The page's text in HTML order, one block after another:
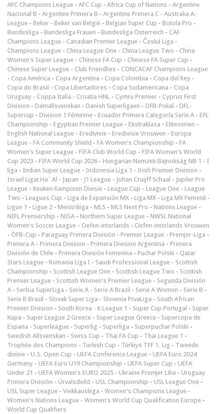
AFC Champions League - AFC Cup - Africa Cup of Nations - Argentine
Nacional B - Argentine Primera B - Argentine Primera C - Australia A-
League - Beker - Beker van België - Belgian Super Cup - Botola Pro -
Bundesliga - Bundesliga Frauen - Bundesliga Österreich - CAF
Champions League - Canadian Premier League - Česká Liga -
Champions League - China League One - China League Two - China
Women's Super League - Chinese FA Cup - Chinese FA Super Cup -
Chinese Super League - Club Friendlies - CONCACAF Champions League
- Copa América - Copa Argentina - Copa Colombia - Copa del Rey -
Copa do Brasil - Copa Libertadores - Copa Sudamericana - Copa
Uruguay - Coppa Italia - Croatia HNL - Cymru Premier - Cyprus First
Division - Damallsvenskan - Danish Superligaen - DFB-Pokal - DFL-
Supercup - Division 1 Féminine - Ecuador Primera Categoría Serie A - EFL
Championship - Egyptian Premier League - Ekstraklasa - Eliteserien -
English National League - Eredivisie - Eredivisie Vrouwen - Europa
League - FA Community Shield - FA Women's Championship - FA
Women's Super League - FIFA Club World Cup - FIFA Women's World
Cup 2023 - FIFA World Cup 2026 - Hungarian Nemzeti Bajnokság NB 1 - I
liga - Indian Super League - Indonesia Liga 1 - Irish Premier Division -
Israel Ligat Ha`Al - Japan - J1 League - Johan Cruijff Schaal - Jupiler Pro
League - Keuken Kampioen Divisie - League Cup - League One - League
Two - Leagues Cup - Liga de Expansión MX - Liga MX - Liga MX Femenil -
Ligue 1 - Ligue 2 - Meistriliiga - MLS - MLS Next Pro - Nations League -
NIFL Premiership - NISA - Northern Super League - NWSL National
Women's Soccer League - Oefen-interlands - Oefen-interlands Vrouwen
- ÖFB-Cup - Paraguay Primera División - Premier League - Premjer-Liga -
Primera A - Primera Division - Primera Division Argentina - Primera
División de Chile - Primera División Femenina - Puchar Polski - Qatar
Stars League - Romania Liga I - Saudi Professional League - Scottish
Championship - Scottish League One - Scottish League Two - Scottish
Premier League - Scottish Women's Premier League - Segunda División
A - Serbia SuperLiga - Serie A - Serie A Brazil - Serie A Women - Serie B -
Serie B Brazil - Slovak Super Liga - Slovenia PrvaLiga - South African
Premier Division - South Korea - K League 1 - Super Cup Portugal - Süper
Kupa - Super League 2 Greece - Super League Greece - Supercopa de
Espana - Superleague - Superlig - Superliga - Superpuchar Polski -
Swedish Allsvenskan - Swiss Cup - Thai FA Cup - Thai League 1 -
Trophée des Champions - Turkish Cup - Türkiye TFF 1. Lig - Tweede
divisie - U.S. Open Cup - UEFA Conference League - UEFA Euro 2024
Germany - UEFA Euro U19 Championship - UEFA Super Cup - UEFA
Under 21 - UEFA Women's EURO 2025 - Ukraine Premjer Liha - Uruguay
Primera División - Úrvalsdeild - USL Championship - USL League One -
USL Super League - Veikkausliiga - Women's Champions League -
Women's Nations League - Women's World Cup Qualification Europe -
World Cup Qualifiers